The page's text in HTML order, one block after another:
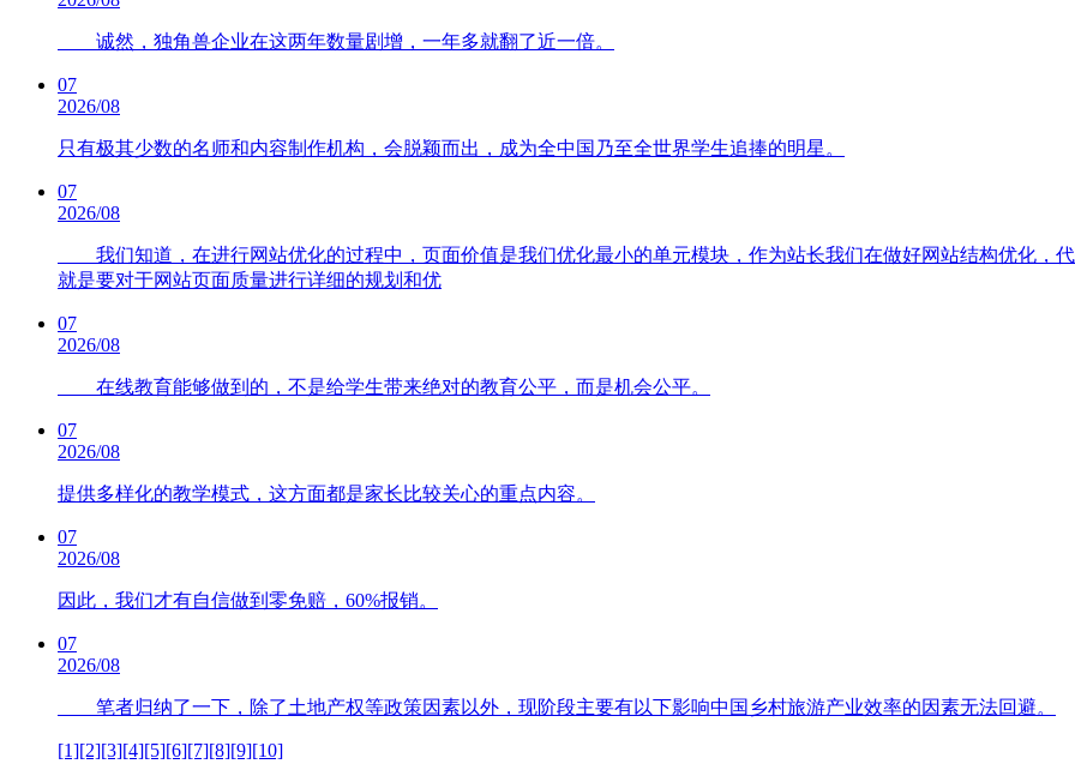
诚然，独角兽企业在这两年数量剧增，一年多就翻了近一倍。
07
2026/08
只有极其少数的名师和内容制作机构，会脱颖而出，成为全中国乃至全世界学生追捧的明星。
07
2026/08
我们知道，在进行网站优化的过程中，页面价值是我们优化最小的单元模块，作为站长我们在做好网站结构优化，
就是要对于网站页面质量进行详细的规划和优
07
2026/08
在线教育能够做到的，不是给学生带来绝对的教育公平，而是机会公平。
07
2026/08
提供多样化的教学模式，这方面都是家长比较关心的重点内容。
07
2026/08
因此，我们才有自信做到零免赔，60%报销。
07
2026/08
笔者归纳了一下，除了土地产权等政策因素以外，现阶段主要有以下影响中国乡村旅游产业效率的因素无法回避。
[1][2][3][4][5][6][7][8][9][10]